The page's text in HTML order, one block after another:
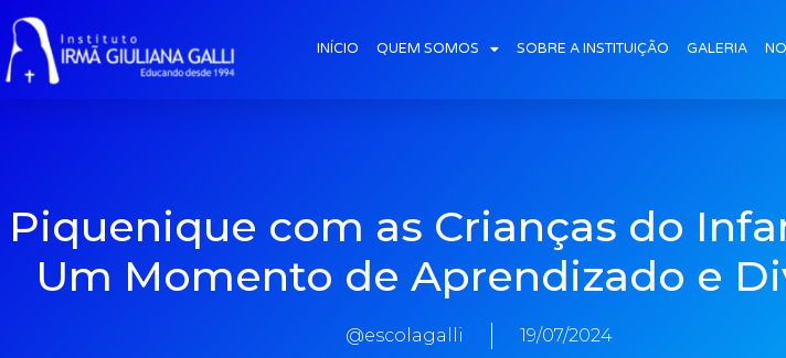
INÍCIO QUEM SOMOS SOBRE A INSTITUIÇÃO GALERIA
Piquenique com as Crianças do
Um Momento de Aprendizado e
@escolagalli 19/07/2024